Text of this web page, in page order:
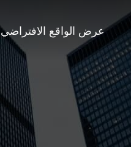
عرض الواقع الافتراضي